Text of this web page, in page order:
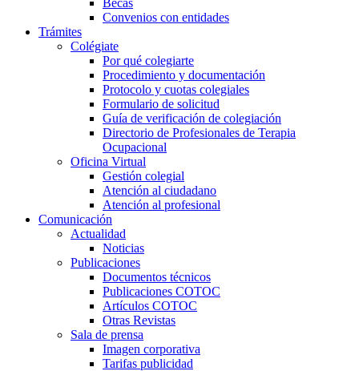
Becas
Convenios con entidades
Trámites
Colégiate
Por qué colegiarte
Procedimiento y documentación
Protocolo y cuotas colegiales
Formulario de solicitud
Guía de verificación de colegiación
Directorio de Profesionales de Terapia
Ocupacional
Oficina Virtual
Gestión colegial
Atención al ciudadano
Atención al profesional
Comunicación
Actualidad
Noticias
Publicaciones
Documentos técnicos
Publicaciones COTOC
Artículos COTOC
Otras Revistas
Sala de prensa
Imagen corporativa
Tarifas publicidad